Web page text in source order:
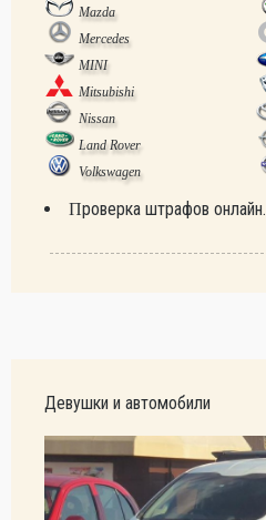
Mazda
Mercedes
MINI
Mitsubishi
Nissan
Land Rover
Volkswagen
Проверка штрафов онлайн.
Девушки и автомобили